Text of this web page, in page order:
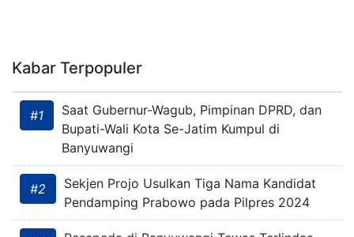
Kabar Terpopuler
#1
Saat Gubernur-Wagub, Pimpinan DPRD, dan
Bupati-Wali Kota Se-Jatim Kumpul di
Banyuwangi
#2
Sekjen Projo Usulkan Tiga Nama Kandidat
Pendamping Prabowo pada Pilpres 2024